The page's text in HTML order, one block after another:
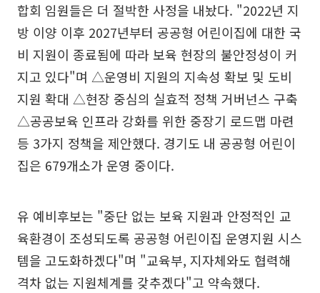
합회 임원들은 더 절박한 사정을 내놨다. "2022년 지
방 이양 이후 2027년부터 공공형 어린이집에 대한 국
비 지원이 종료됨에 따라 보육 현장의 불안정성이 커
지고 있다"며 △운영비 지원의 지속성 확보 및 도비
지원 확대 △현장 중심의 실효적 정책 거버넌스 구축
△공공보육 인프라 강화를 위한 중장기 로드맵 마련
등 3가지 정책을 제안했다. 경기도 내 공공형 어린이
집은 679개소가 운영 중이다.
유 예비후보는 "중단 없는 보육 지원과 안정적인 교
육환경이 조성되도록 공공형 어린이집 운영지원 시스
템을 고도화하겠다"며 "교육부, 지자체와도 협력해
격차 없는 지원체계를 갖추겠다"고 약속했다.